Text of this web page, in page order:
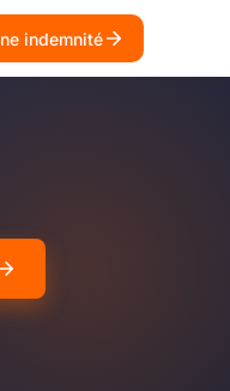
indemnité